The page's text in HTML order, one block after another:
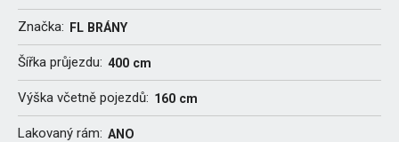
Značka: FL BRÁNY
Šířka průjezdu: 400 cm
Výška včetně pojezdů: 160 cm
Lakovaný rám: ANO